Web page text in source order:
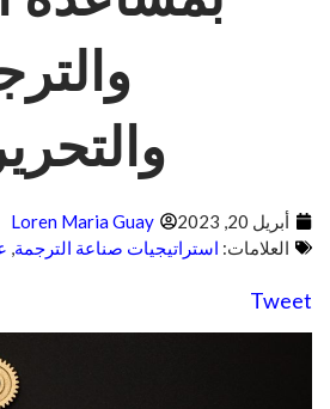
أبريل 20, 2023
Loren Maria Guay
العلامات: استراتيجيات صناعة الترجمة,
Tweet